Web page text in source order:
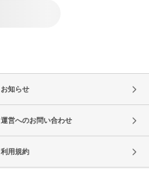
お知らせ
運営へのお問い合わせ
利用規約